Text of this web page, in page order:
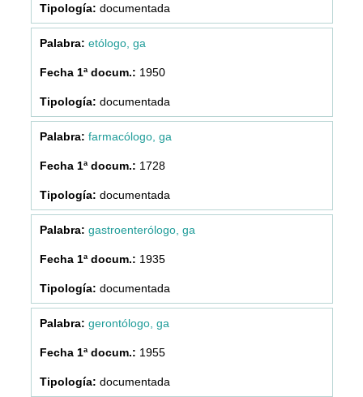
documentada
etólogo, ga
1950
documentada
farmacólogo, ga
1728
documentada
gastroenterólogo, ga
1935
documentada
gerontólogo, ga
1955
documentada